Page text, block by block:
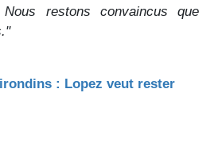
restons convaincus que
: Lopez veut rester